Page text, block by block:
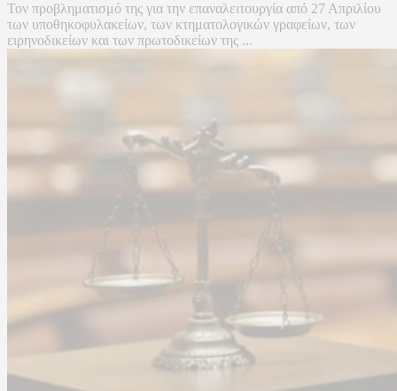
Τον προβληματισμό της για την επαναλειτουργία από 27 Απριλίου
των υποθηκοφυλακείων, των κτηματολογικών γραφείων, των
ειρηνοδικείων και των πρωτοδικείων της ...